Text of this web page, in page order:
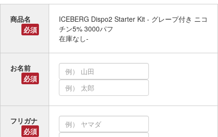
商品名
必須
ICEBERG Dispo2 Starter Kit - グレープ付き ニコ
チン5% 3000パフ
在庫なし-
お名前
必須
フリガナ
必須